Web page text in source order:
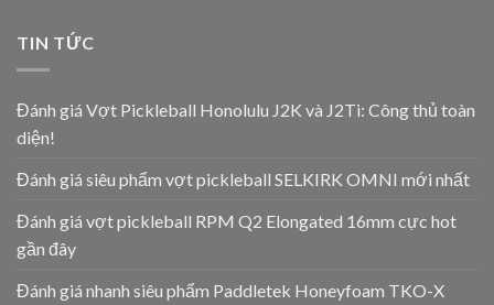
TIN TỨC
Đánh giá Vợt Pickleball Honolulu J2K và J2Ti: Công thủ toàn
diện!
Đánh giá siêu phẩm vợt pickleball SELKIRK OMNI mới nhất
Đánh giá vợt pickleball RPM Q2 Elongated 16mm cực hot
gần đây
Đánh giá nhanh siêu phẩm Paddletek Honeyfoam TKO-X